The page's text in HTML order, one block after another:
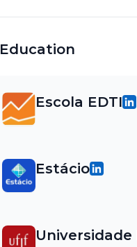
Education
Escola EDTI
Estácio
Universidade